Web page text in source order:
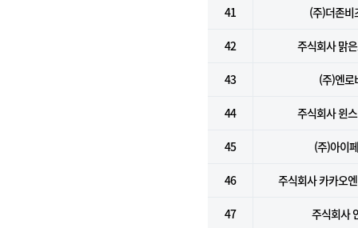
41 (주)더존비
42 주식회사 맑
43 (주)엔로
44 주식회사 윈
45 (주)아이
46 주식회사 카카오
47 주식회사